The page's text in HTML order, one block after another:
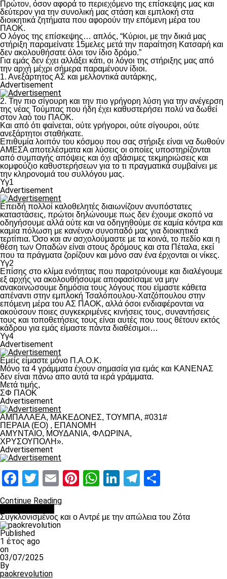
Πρώτον, όσον αφορά το περιεχόμενο της επίσκεψης μας και
δεύτερον για την συνολική μας στάση και εμπλοκή στα
διοικητικά ζητήματα που αφορούν την επόμενη μέρα του
ΠΑΟΚ.
Ο λόγος της επίσκεψης… απλός, “Κύριοι, με την δικιά μας
στήριξη παραμείνατε 15μελες μετά την παραίτηση Κατσαρή και
δεν ακολουθήσατε όλοι τον ίδιο δρόμο.”
Για εμάς δεν έχει αλλάξει κάτι, οι λόγοι της στήριξης μας από
την αρχή μέχρι σήμερα παραμένουν ίδιοι.
1. Ανεξάρτητος ΑΣ και μελλοντικά αυτάρκης,
Advertisement
2. Την πιο σίγουρη και την πιο γρήγορη λύση για την ανέγερση
της νέας Τούμπας που ήδη έχει καθυστερήσει πολύ να δωθεί
στον λαό του ΠΑΟΚ.
Και από ότι φαίνεται, ούτε γρήγοροι, ούτε σίγουροι, ούτε
ανεξάρτητοι σταθήκατε.
Επιθυμία λοιπόν του κόσμου που σας στήριξε είναι να δωθούν
ΑΜΕΣΑ αποτελέσματα και λύσεις οι οποίες υποστηρίζονται
από συμπαγής απόψεις και όχι αβάσιμες τεκμηριώσεις και
κομφούζιο καθυστερήσεων για το τι πραγματικά συμβαίνει με
την κληρονομιά του συλλόγου μας.
Υγ1
Advertisement
Επειδή πολλοί καλοθελητές διαιωνίζουν ανυπόστατες
καταστάσεις, πρώτοι δηλώνουμε πως δεν έχουμε σκοπό να
οδηγήσουμε αλλά ούτε και να οδηγηθούμε σε καμία κόντρα και
καμία πόλωση με κανέναν συνοπαδό μας για διοικητικά
τερτίπια. Όσο και αν ασχολούμαστε με τα κοινά, το πεδίο και η
θέση των Οπαδών είναι στους δρόμους και στα Πέταλα, εκεί
που τα πράγματα ζορίζουν και μόνο σαν ένα έρχονται οι νίκες.
Υγ2
Επίσης στο κλίμα ενότητας που παροτρύνουμε και διαλέγουμε
εξ αρχής να ακολουθήσουμε αποφασίσαμε να μην
ανακοινώσουμε δημόσια τους λόγους που είμαστε κάθετα
απέναντι στην εμπλοκή Τσαλόπουλου-Χατζόπουλου στην
επόμενη μέρα του ΑΣ ΠΑΟΚ, αλλά όσοι ενδιαφέρονται να
ακούσουν ποιες συγκεκριμένες κινήσεις τους, συναντήσεις
τους και τοποθετήσεις τους είναι αυτές που τους θέτουν εκτός
κάδρου για εμάς είμαστε πάντα διαθέσιμοι…
Υγ4
Advertisement
Εμείς είμαστε μόνο Π.Α.Ο.Κ.
Μόνο τα 4 γράμματα έχουν σημασία για εμάς και ΚΑΝΕΝΑΣ
δεν είναι πάνω απο αυτά τα ιερά γράμματα.
Μετά τιμής,
ΣΦ ΠΑΟΚ
Advertisement
ΑΜΠΑΛΑΕΑ, ΜΑΚΕΔΟΝΕΣ, ΤΟΥΜΠΑ, #031#
ΠΕΡΑΙΑ (ΕΟ) , ΕΠΑΝΟΜΗ
ΑΜΥΝΤΑΙΟ, ΜΟΥΔΑΝΙΑ, ΦΛΩΡΙΝΑ,
ΧΡΥΣΟΥΠΟΛΗ».
Advertisement
Facebook
Twitter
EmailPinterest
WhatsApp
LinkedIn
Telegram
Continue Reading
Συγκλονισμένος και ο Αντρέ με την απώλεια του Ζότα
Published
1 έτος ago
on
03/07/2025
By
paokrevolution